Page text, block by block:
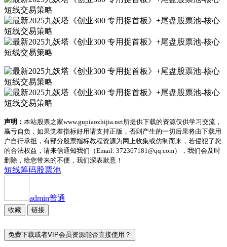
声明： 本站股票之家www.gupiaozhijia.net所提供下载的资源仅供学习交流，
赢亏自负，如果觉着指标好用请支持正版，否则产生的一切后果将由下载用
户自行承担，有部分股票指标教程资源为网上收集或仿制而来，若侵犯了您
的合法权益，请来信通知我们（Email: 372367181@qq.com），我们会及时
删除，给您带来的不便，我们深表歉意！
短线筹码股票池
admin普通
收藏 链接
免费下载或者VIP会员资源能否直接使用？